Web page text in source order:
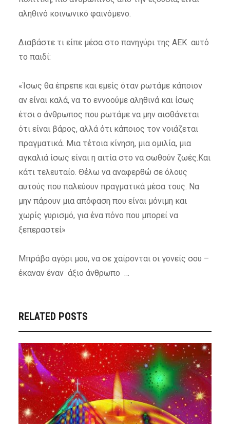
αληθινό κοινωνικό φαινόμενο.
Διαβάστε τι είπε μέσα στο πανηγύρι της ΑΕΚ αυτό
το παιδί:
«Ίσως θα έπρεπε και εμείς όταν ρωτάμε κάποιον
αν είναι καλά, να το εννοούμε αληθινά και ίσως
έτσι ο άνθρωπος που ρωτάμε να μην αισθάνεται
ότι είναι βάρος, αλλά ότι κάποιος τον νοιάζεται
πραγματικά. Μια τέτοια κίνηση, μια ομιλία, μια
αγκαλιά ίσως είναι η αιτία στο να σωθούν ζωές.Και
κάτι τελευταίο. Θέλω να αναφερθώ σε όλους
αυτούς που παλεύουν πραγματικά μέσα τους. Να
μην πάρουν μια απόφαση που είναι μόνιμη και
χωρίς γυρισμό, για ένα πόνο που μπορεί να
ξεπεραστεί»
Μπράβο αγόρι μου, να σε χαίρονται οι γονείς σου –
έκαναν έναν άξιο άνθρωπο …
RELATED POSTS